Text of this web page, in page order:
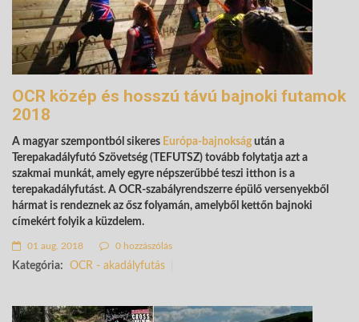
OCR közép és hosszú távú bajnoki futamok
2018
A magyar szempontból sikeres Európa-bajnokság után a
Terepakadályfutó Szövetség (TEFUTSZ) tovább folytatja azt a
szakmai munkát, amely egyre népszerűbbé teszi itthon is a
terepakadályfutást. A OCR-szabályrendszerre épülő versenyekből
hármat is rendeznek az ősz folyamán, amelyből kettőn bajnoki
címekért folyik a küzdelem.
01 aug. 2018 0 hozzászólás
Kategória: OCR - akadályfutás